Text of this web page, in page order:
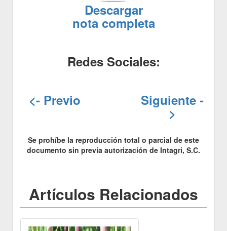
Descargar
nota completa
Redes Sociales:
<- Previo Siguiente -
>
Se prohíbe la reproducción total o parcial de este
documento sin previa autorización de Intagri, S.C.
Artículos Relacionados